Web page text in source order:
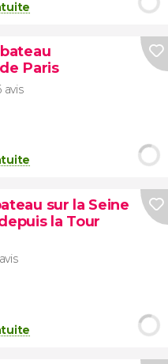
Paris
avis
sur la Seine
la Tour